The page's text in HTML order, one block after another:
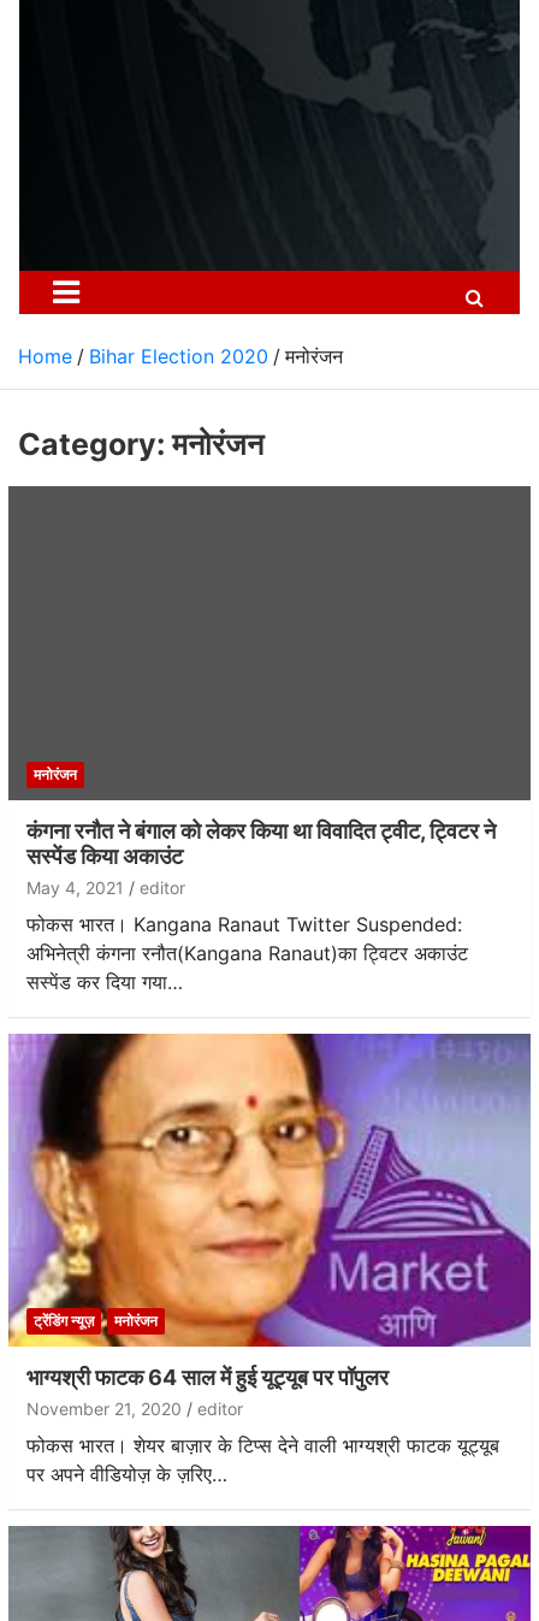
Home Bihar Election 2020 मनोरंजन
Category: मनोरंजन
मनोरंजन
कंगना रनौत ने बंगाल को लेकर किया था विवादित ट्वीट, ट्विटर ने
सस्पेंड किया अकाउंट
May 4, 2021 editor
फोकस भारत। Kangana Ranaut Twitter Suspended:
अभिनेत्री कंगना रनौत(Kangana Ranaut)का ट्विटर अकाउंट
सस्पेंड कर दिया गया…
ट्रेंडिंग न्यूज़ मनोरंजन
भाग्यश्री फाटक 64 साल में हुई यूट्यूब पर पॉपुलर
November 21, 2020 editor
फोकस भारत। शेयर बाज़ार के टिप्स देने वाली भाग्यश्री फाटक यूट्यूब
पर अपने वीडियोज़ के ज़रिए…